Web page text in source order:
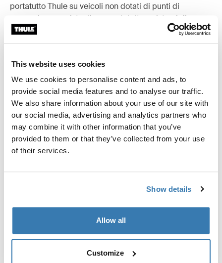
This website uses cookies
We use cookies to personalise content and ads, to
provide social media features and to analyse our traffic.
We also share information about your use of our site with
our social media, advertising and analytics partners who
may combine it with other information that you’ve
provided to them or that they’ve collected from your use
of their services.
Show details
Allow all
Customize
portatutto Thule su veicoli non dotati di punti di
aggancio pre-esistenti per portatutto o sistemi di
portaggio pre-installati.
Toggle features
Tutte le caratteristiche
Toggle techspec
Specifiche tecniche
Toggle guides and instructions
Istruzioni
Informazioni sulla produzione
Marchio registrato: Thule Sweden AB
Nome produttore: Thule Sweden